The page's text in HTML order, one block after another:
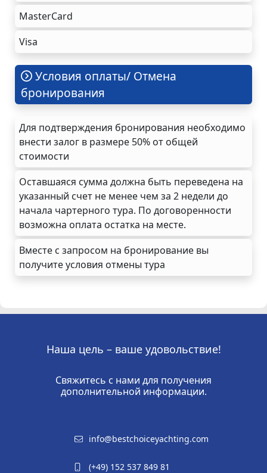
MasterCard
Visa
Условия оплаты/ Отмена
бронирования
Для подтверждения бронирования необходимо
внести залог в размере 50% от общей
стоимости
Оставшаяся сумма должна быть переведена на
указанный счет не менее чем за 2 недели до
начала чартерного тура. По договоренности
возможна оплата остатка на месте.
Вместе с запросом на бронирование вы
получите условия отмены тура
Наша цель – ваше удовольствие!
Свяжитесь с нами для получения
дополнительной информации.
info@bestchoiceyachting.com
(+49) 152 537 849 81